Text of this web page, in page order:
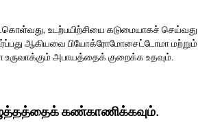
உடற்பயிற்சியை கடுமையாகச் செய்வது
ஆகியவை பியோக்ரோமோசைட்டோமா மற்றும்
உருவாக்கும் அபாயத்தைக் குறைக்க உதவும்.
கண்காணிக்கவும்.